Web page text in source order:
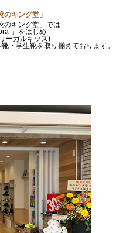
キング堂」
のキング堂」では
」をはじめ
ーガルキッズ)
・学生靴を取り揃えております。